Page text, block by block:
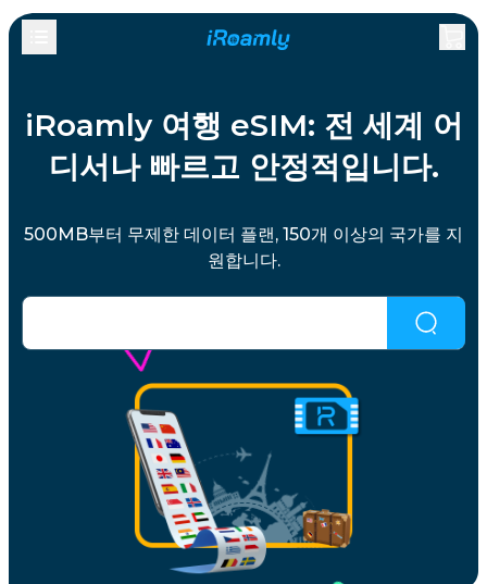
iRoamly 여행 eSIM: 전 세계 어
디서나 빠르고 안정적입니다.
500MB부터 무제한 데이터 플랜, 150개 이상의 국가를 지
원합니다.
원하는 결과가 없으신가요?여기를 클릭하여 시도해보세